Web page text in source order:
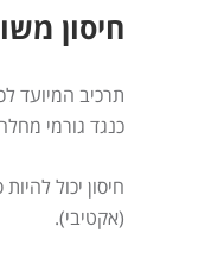
חיסון
תרכיב המיועד
כנגד גורמי
חיסון יכול
(אקטיבי).